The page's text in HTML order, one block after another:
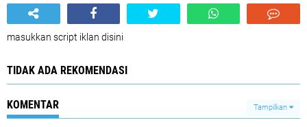
masukkan script iklan disini
TIDAK ADA REKOMENDASI
KOMENTAR Tampilkan